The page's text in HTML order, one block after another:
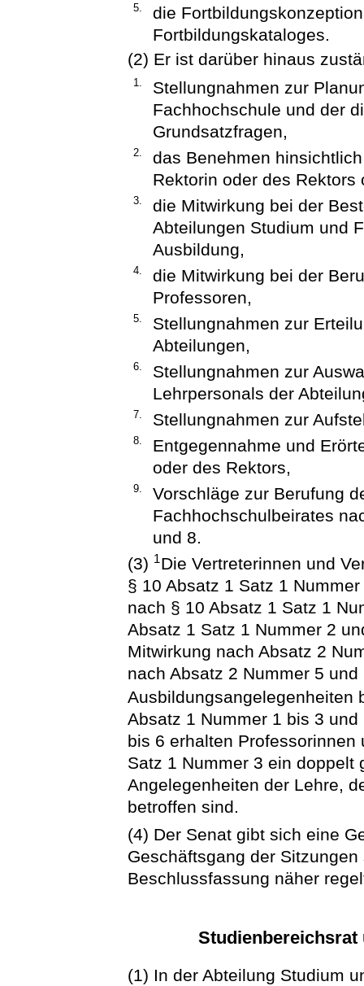
5.
die
Fortbildungskataloges.
(2) Er ist darüber hinaus
1.
Stellungnahmen zur
Fachhochschule und der
Grundsatzfragen,
2.
das Benehmen
Rektorin oder des
3.
die Mitwirkung bei der
Abteilungen Studium und
Ausbildung,
4.
die Mitwirkung bei der
Professoren,
5.
Stellungnahmen zur
Abteilungen,
6.
Stellungnahmen zur
Lehrpersonals der
7. Stellungnahmen zur
8.
Entgegennahme und
oder des Rektors,
9.
Vorschläge zur Berufung
Fachhochschulbeirates
und 8.
(3) 1Die Vertreterinnen und
§ 10 Absatz 1 Satz 1
nach § 10 Absatz 1 Satz 1
Absatz 1 Satz 1 Nummer 2
Mitwirkung nach Absatz 2
nach Absatz 2 Nummer 5
Ausbildungsangelegenheiten
Absatz 1 Nummer 1 bis 3
bis 6 erhalten
Satz 1 Nummer 3 ein doppelt
Angelegenheiten der Lehre,
betroffen sind.
(4) Der Senat gibt sich eine
Geschäftsgang der
Beschlussfassung näher
(1) In der Abteilung Studium